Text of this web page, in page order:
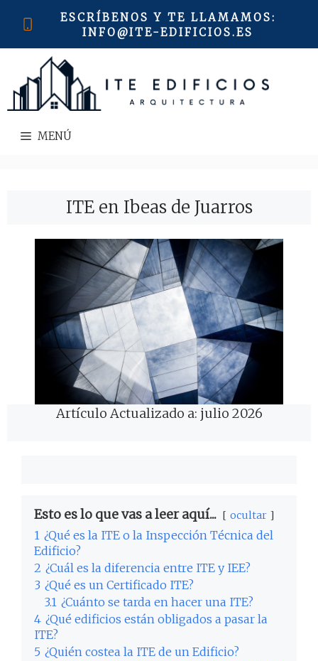
ESCRÍBENOS Y TE LLAMAMOS:
INFO@ITE-EDIFICIOS.ES
MENÚ
ITE en Ibeas de Juarros
Artículo Actualizado a: julio 2026
Esto es lo que vas a leer aquí... ocultar
1 ¿Qué es la ITE o la Inspección Técnica del
Edificio?
2 ¿Cuál es la diferencia entre ITE y IEE?
3 ¿Qué es un Certificado ITE?
3.1 ¿Cuánto se tarda en hacer una ITE?
4 ¿Qué edificios están obligados a pasar la
ITE?
5 ¿Quién costea la ITE de un Edificio?